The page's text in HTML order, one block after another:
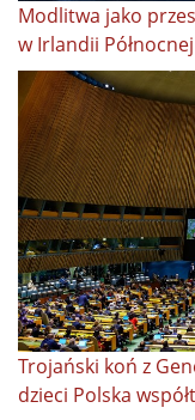
Modlitwa jako
w Irlandii
Trojański koń z
dzieci Polska